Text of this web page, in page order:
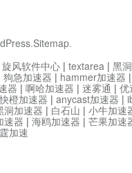
.Sitemap.
旋风软件中心 | textarea | 黑
狗急加速器 | hammer加速器
器 | 啊哈加速器 | 迷雾通 | 优
快橙加速器 | anycast加速器 |
洞加速器 | 白石山 | 小牛加速
速器 | 海鸥加速器 | 芒果加速
加速